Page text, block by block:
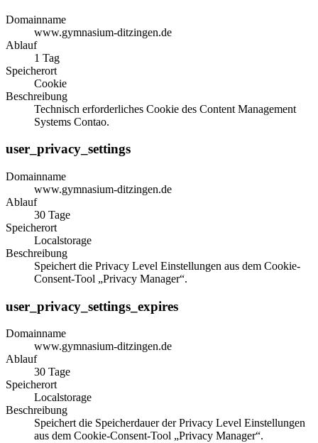
Domainname
www.gymnasium-ditzingen.de
Ablauf
1 Tag
Speicherort
Cookie
Beschreibung
Technisch erforderliches Cookie des Content Management
Systems Contao.
user_privacy_settings
Domainname
www.gymnasium-ditzingen.de
Ablauf
30 Tage
Speicherort
Localstorage
Beschreibung
Speichert die Privacy Level Einstellungen aus dem Cookie-
Consent-Tool „Privacy Manager“.
user_privacy_settings_expires
Domainname
www.gymnasium-ditzingen.de
Ablauf
30 Tage
Speicherort
Localstorage
Beschreibung
Speichert die Speicherdauer der Privacy Level Einstellungen
aus dem Cookie-Consent-Tool „Privacy Manager“.